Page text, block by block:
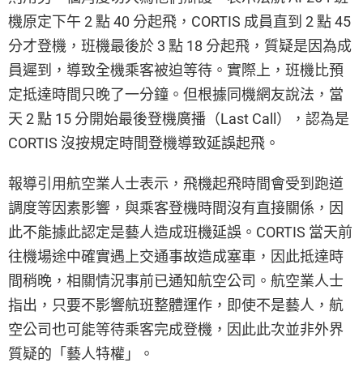
機原定下午 2 點 40 分起飛，CORTIS 成員直到 2 點 45
分才登機，班機最後於 3 點 18 分起飛，質疑是因為成
員遲到，導致全機乘客被迫等待。實際上，班機比預
定抵達時間只晚了一分鐘。但根據同機網友說法，當
天 2 點 15 分開始最後登機廣播（Last Call），認為是
CORTIS 沒按規定時間登機導致延誤起飛。
報導引用航空業人士表示，飛機起飛時間會受到跑道
調度等因素影響，與乘客登機時間沒有直接關係，因
此不能據此認定是藝人造成班機延誤。CORTIS 當天前
往機場途中確實遇上交通事故造成塞車，因此抵達時
間稍晚，相關情況事前已通知航空公司。航空業人士
指出，只要不影響航班整體運作，即使不是藝人，航
空公司也可能等待乘客完成登機，因此此次並非外界
質疑的「藝人特權」。